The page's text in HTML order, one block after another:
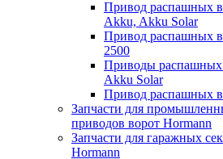
Привод распашных
Akku, Akku Solar
Привод распашных
2500
Приводы распашных
Akku Solar
Привод распашных
Запчасти для
приводов ворот Hormann
Запчасти для гаражных
Hormann